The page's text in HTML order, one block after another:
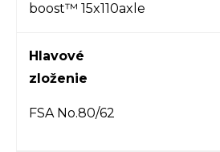
boost™ 15x110axle
Hlavové
zloženie
FSA No.80/62